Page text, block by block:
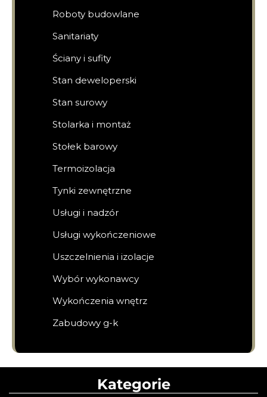
Roboty budowlane
Sanitariaty
Ściany i sufity
Stan deweloperski
Stan surowy
Stolarka i montaż
Stołek barowy
Termoizolacja
Tynki zewnętrzne
Usługi i nadzór
Usługi wykończeniowe
Uszczelnienia i izolacje
Wybór wykonawcy
Wykończenia wnętrz
Zabudowy g-k
Kategorie